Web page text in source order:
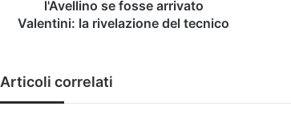
l'Avellino se fosse arrivato
Valentini: la rivelazione del tecnico
Articoli correlati